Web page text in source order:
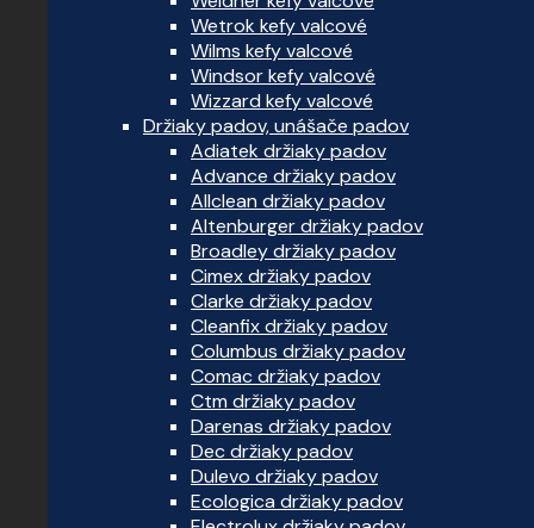
Wetrok kefy valcové
Wilms kefy valcové
Windsor kefy valcové
Wizzard kefy valcové
Držiaky padov, unášače padov
Adiatek držiaky padov
Advance držiaky padov
Allclean držiaky padov
Altenburger držiaky padov
Broadley držiaky padov
Cimex držiaky padov
Clarke držiaky padov
Cleanfix držiaky padov
Columbus držiaky padov
Comac držiaky padov
Ctm držiaky padov
Darenas držiaky padov
Dec držiaky padov
Dulevo držiaky padov
Ecologica držiaky padov